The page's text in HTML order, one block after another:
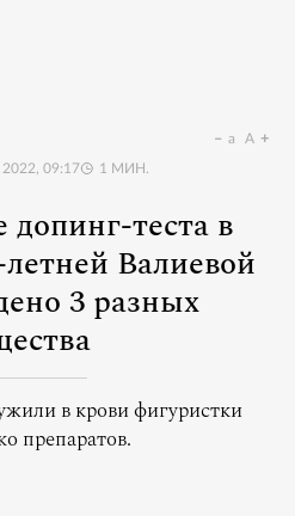
09:17 1 МИН.
a A
допинг-теста в
Валиевой
3 разных
в крови фигуристки
препаратов.